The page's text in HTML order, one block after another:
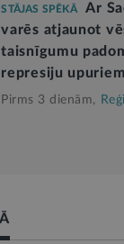
STĀJAS SPĒKĀ
Ar
varēs atjaunot
taisnīgumu
represiju upuriem
Pirms 3 dienām,